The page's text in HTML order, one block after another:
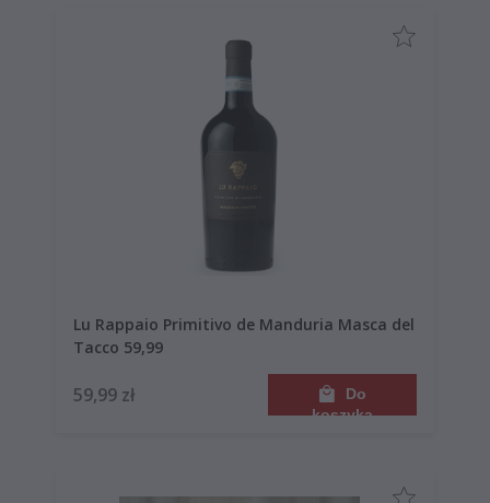
Lu Rappaio Primitivo de Manduria Masca del
Tacco 59,99
59,99 zł
Do
koszyka